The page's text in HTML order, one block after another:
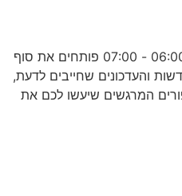
העולם הבוקר בשישי - רגע לפני 06:00 - 07:00 פותחים את סוף
והעדכונים שחייבים לדעת,
המרגשים שיעשו לכם את